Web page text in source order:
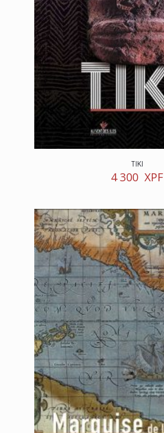
TIKI
4 300 XPF